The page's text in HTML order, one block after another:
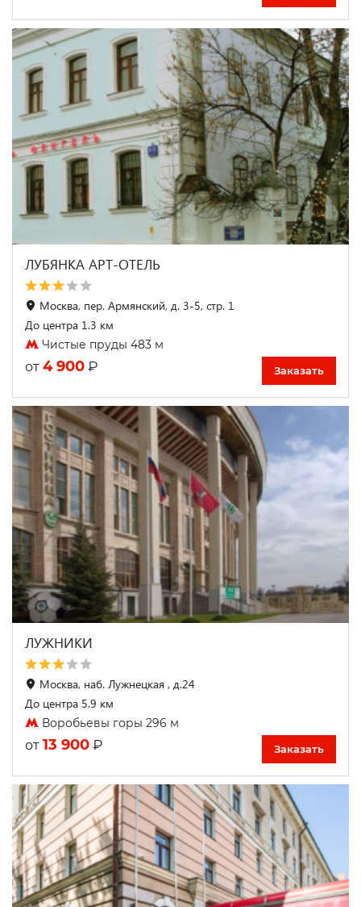
ЛУБЯНКА АРТ-ОТЕЛЬ
Москва, пер. Армянский, д. 3-5, стр. 1
До центра 1.3 км
Чистые пруды 483 м
от 4 900 ₽ Заказать
ЛУЖНИКИ
Москва, наб. Лужнецкая , д.24
До центра 5.9 км
Воробьевы горы 296 м
от 13 900 ₽ Заказать